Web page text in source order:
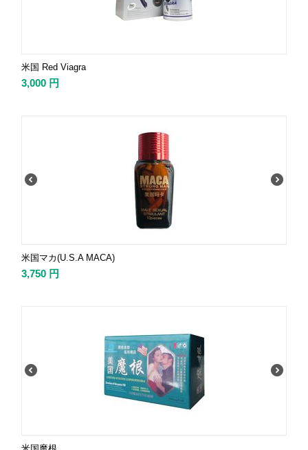
米国 Red Viagra
3,000 円
米国マカ(U.S.A MACA)
3,750 円